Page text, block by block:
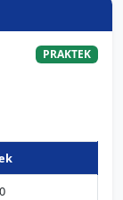
PRAKTEK